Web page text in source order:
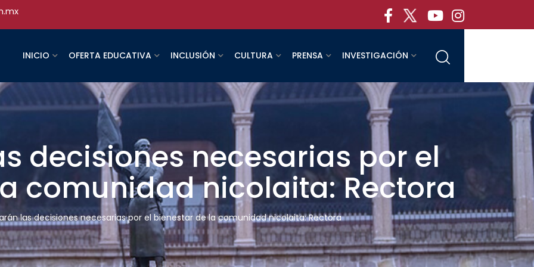
INICIO OFERTA EDUCATIVA INCLUSIÓN CULTURA PRENSA INVESTIGACIÓN
decisiones necesarias por el
comunidad nicolaita: Rectora
las decisiones necesarias por el bienestar de la comunidad nicolaita: Rectora